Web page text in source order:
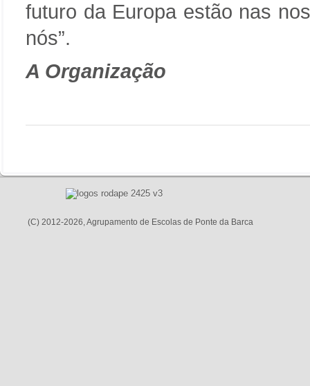
futuro da Europa estão nas
nós”.
A Organização
(C) 2012-2026, Agrupamento de Escolas de Ponte da Barca